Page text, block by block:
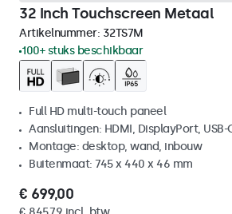
32 Inch Touchscreen Metaal
Artikelnummer: 32TS7M
100+ stuks beschikbaar
Full HD multi-touch paneel
Aansluitingen: HDMI, DisplayPort, USB-
Montage: desktop, wand, inbouw
Buitenmaat: 745 x 440 x 46 mm
€ 699,00